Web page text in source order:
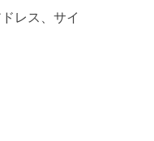
レス、サイ